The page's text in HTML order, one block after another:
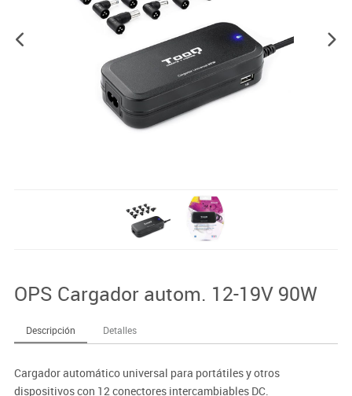
OPS Cargador autom. 12-19V 90W
Descripción Detalles
Cargador automático universal para portátiles y otros
dispositivos con 12 conectores intercambiables DC.